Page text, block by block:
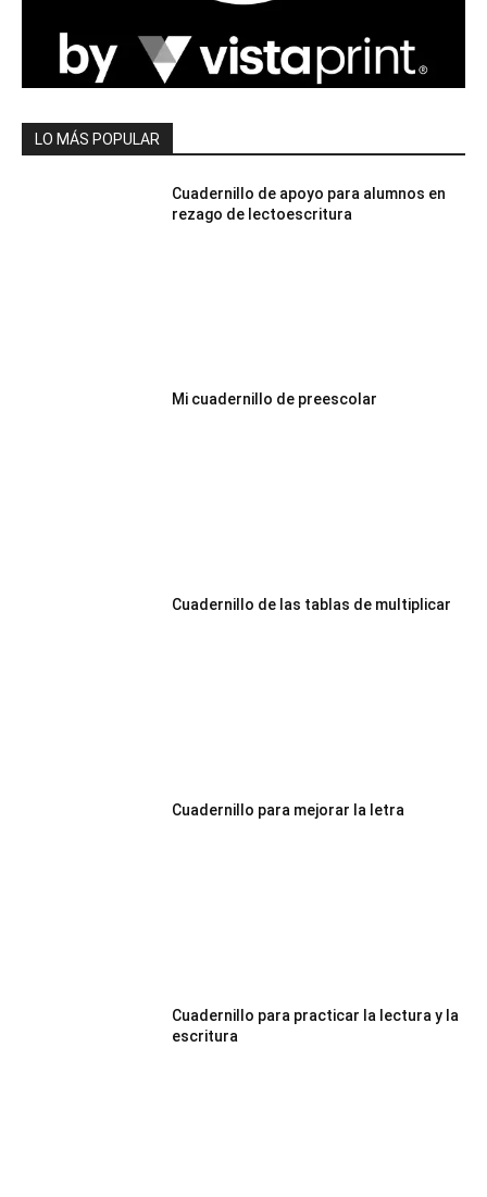
LO MÁS POPULAR
Cuadernillo de apoyo para alumnos en
rezago de lectoescritura
Mi cuadernillo de preescolar
Cuadernillo de las tablas de multiplicar
Cuadernillo para mejorar la letra
Cuadernillo para practicar la lectura y la
escritura